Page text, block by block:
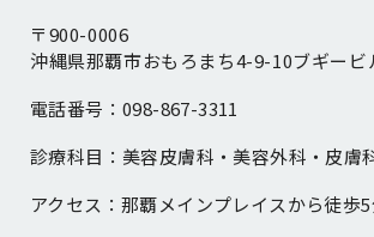
〒900-0006
沖縄県那覇市おもろまち4-9-10ブギービ
電話番号： 098-867-3311
診療科目： 美容皮膚科・美容外科・皮膚
アクセス： 那覇メインプレイスから徒歩